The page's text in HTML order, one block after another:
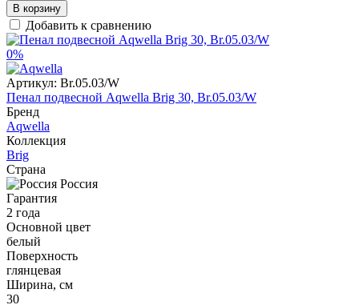
В корзину
Добавить к сравнению
0%
Артикул: Br.05.03/W
Пенал подвесной Aqwella Brig 30, Br.05.03/W
Бренд
Aqwella
Коллекция
Brig
Страна
Россия
Гарантия
2 года
Основной цвет
белый
Поверхность
глянцевая
Ширина, см
30